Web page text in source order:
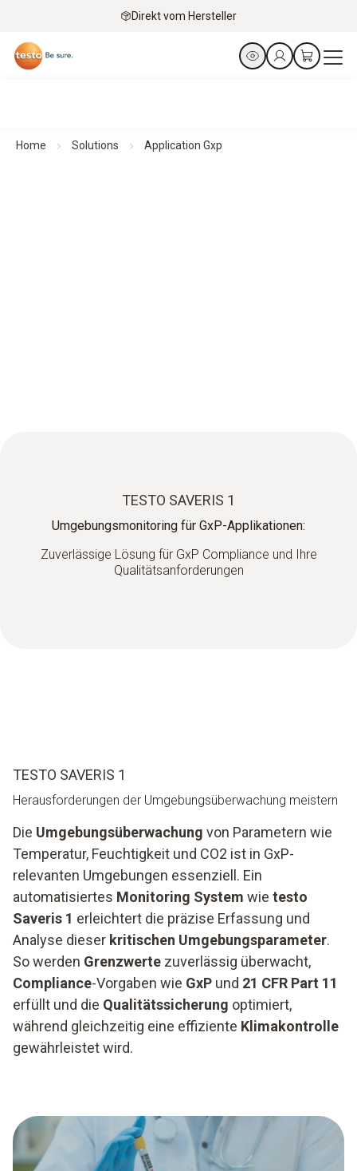
Direkt vom Hersteller
Home Solutions Application Gxp
TESTO SAVERIS 1
Umgebungsmonitoring für GxP-Applikationen:
Zuverlässige Lösung für GxP Compliance und Ihre
Qualitätsanforderungen
TESTO SAVERIS 1
Herausforderungen der Umgebungsüberwachung meistern
Die Umgebungsüberwachung von Parametern wie
Temperatur, Feuchtigkeit und CO2 ist in GxP-
relevanten Umgebungen essenziell. Ein
automatisiertes Monitoring System wie testo
Saveris 1 erleichtert die präzise Erfassung und
Analyse dieser kritischen Umgebungsparameter.
So werden Grenzwerte zuverlässig überwacht,
Compliance-Vorgaben wie GxP und 21 CFR Part 11
erfüllt und die Qualitätssicherung optimiert,
während gleichzeitig eine effiziente Klimakontrolle
gewährleistet wird.